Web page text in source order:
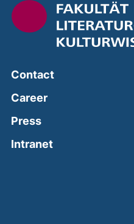
Contact
Career
Press
Intranet(external link,